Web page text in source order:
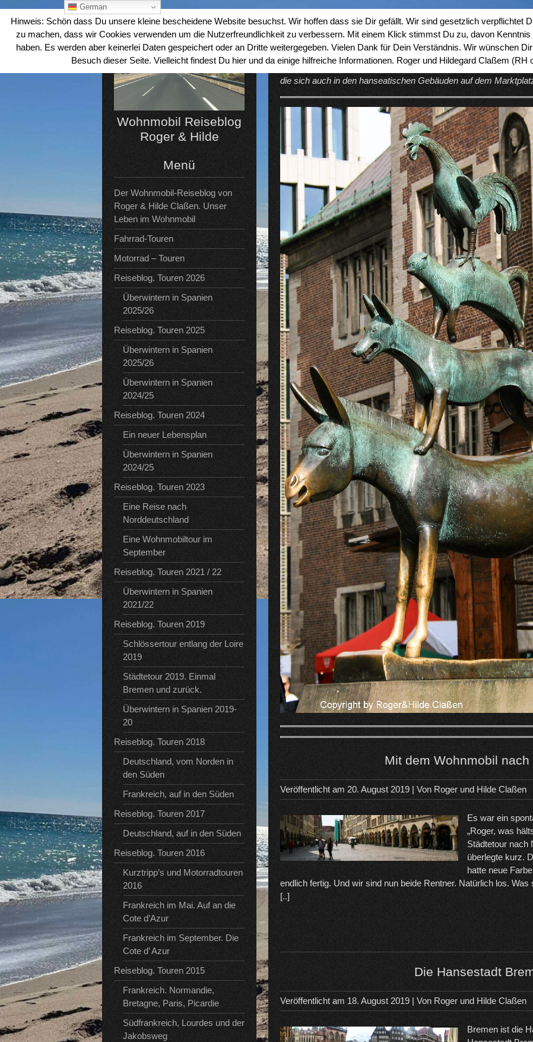
content
Wohnmobil Reiseblog
Roger & Hilde
Menü
Der Wohnmobil-Reiseblog von
Roger & Hilde Claßen. Unser
Leben im Wohnmobil
Fahrrad-Touren
Motorrad – Touren
Reiseblog. Touren 2026
Überwintern in Spanien
2025/26
Reiseblog. Touren 2025
Überwintern in Spanien
2025/26
Überwintern in Spanien
2024/25
Reiseblog. Touren 2024
Ein neuer Lebensplan
Überwintern in Spanien
2024/25
Reiseblog. Touren 2023
Eine Reise nach
Norddeutschland
Eine Wohnmobiltour im
September
Reiseblog. Touren 2021 / 22
Überwintern in Spanien
2021/22
Reiseblog. Touren 2019
Schlössertour entlang der Loire
2019
Städtetour 2019. Einmal
Bremen und zurück.
Überwintern in Spanien 2019-
20
Reiseblog. Touren 2018
Deutschland, vom Norden in
den Süden
Frankreich, auf in den Süden
Reiseblog. Touren 2017
Deutschland, auf in den Süden
Reiseblog. Touren 2016
Kurztripp’s und Motorradtouren
2016
Frankreich im Mai. Auf an die
Cote d’Azur
Frankreich im September. Die
Cote d’ Azur
Reiseblog. Touren 2015
Frankreich. Normandie,
Bretagne, Paris, Picardie
Südfrankreich, Lourdes und der
Jakobsweg
Schlagwort:
Bremen ist eine norddeutsche Hansestadt an der Weser. Sie ist
die sich auch in den hanseatischen Gebäuden auf dem
Mit dem Wohnmobil nach
Veröffentlicht am 20. August 2019 | Von Roger und Hilde Claßen
Es war ein
„Roger, was
Städtetour nach
überlegte kurz.
hatte neue
endlich fertig. Und wir sind nun beide Rentner. Natürlich los.
[..]
Die Hansestadt
Veröffentlicht am 18. August 2019 | Von Roger und Hilde Claßen
Bremen ist die
Hinweis: Schön dass Du unsere kleine bescheidene Website besuchst. Wir hoffen dass sie Dir gefällt. Wir sind gesetzlich verpflichtet
zu machen, dass wir Cookies verwenden um die Nutzerfreundlichkeit zu verbessern. Mit einem Klick stimmst Du zu, davon
haben. Es werden aber keinerlei Daten gespeichert oder an Dritte weitergegeben. Vielen Dank für Dein Verständnis. Wir wünschen
Besuch dieser Seite. Vielleicht findest Du hier und da einige hilfreiche Informationen. Roger und Hildegard Claßem (RH
German